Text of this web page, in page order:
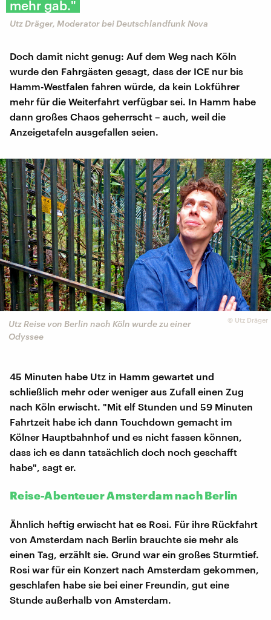
mehr gab."
Utz Dräger, Moderator bei Deutschlandfunk Nova
Doch damit nicht genug: Auf dem Weg nach Köln
wurde den Fahrgästen gesagt, dass der ICE nur bis
Hamm-Westfalen fahren würde, da kein Lokführer
mehr für die Weiterfahrt verfügbar sei. In Hamm habe
dann großes Chaos geherrscht – auch, weil die
Anzeigetafeln ausgefallen seien.
© Utz Dräger
Utz Reise von Berlin nach Köln wurde zu einer
Odyssee
45 Minuten habe Utz in Hamm gewartet und
schließlich mehr oder weniger aus Zufall einen Zug
nach Köln erwischt. "Mit elf Stunden und 59 Minuten
Fahrtzeit habe ich dann Touchdown gemacht im
Kölner Hauptbahnhof und es nicht fassen können,
dass ich es dann tatsächlich doch noch geschafft
habe", sagt er.
Reise-Abenteuer Amsterdam nach Berlin
Ähnlich heftig erwischt hat es Rosi. Für ihre Rückfahrt
von Amsterdam nach Berlin brauchte sie mehr als
einen Tag, erzählt sie. Grund war ein großes Sturmtief.
Rosi war für ein Konzert nach Amsterdam gekommen,
geschlafen habe sie bei einer Freundin, gut eine
Stunde außerhalb von Amsterdam.